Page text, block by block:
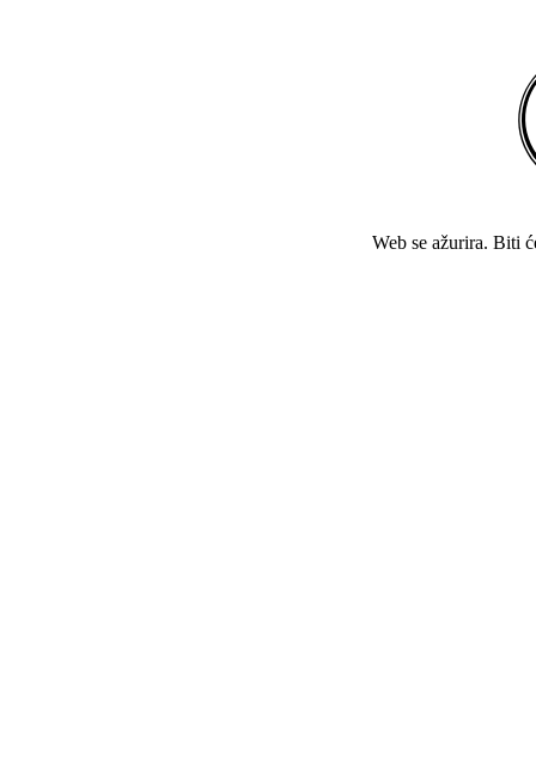
Web se ažurira. Biti